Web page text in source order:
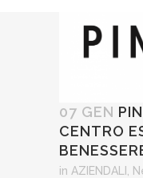
07 GEN
CENTRO
in AZIENDALI